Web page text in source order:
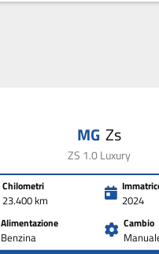
MG Zs
ZS 1.0 Luxury
Chilometri
23.400 km 2024
Alimentazione
Benzina
Cambio